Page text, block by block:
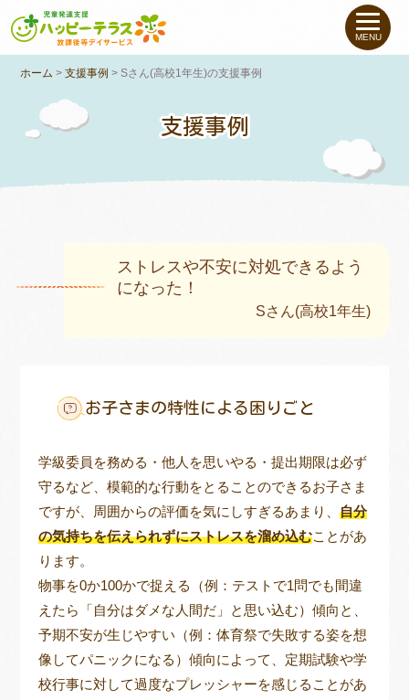
私たちについて
未就学のお子さま（０〜６才）
小学生〜高校生のお子さま
支援事例
教室一覧
トレキング DIDIM
MENU
ホーム >支援事例 > Sさん(高校1年生)の支援事例
支援事例
ストレスや不安に対処できるよう
になった！
Sさん(高校1年生)
お子さまの特性による困りごと
学級委員を務める・他人を思いやる・提出期限は必ず
守るなど、模範的な行動をとることのできるお子さま
ですが、周囲からの評価を気にしすぎるあまり、自分
の気持ちを伝えられずにストレスを溜め込むことがあ
ります。
物事を0か100かで捉える（例：テストで1問でも間違
えたら「自分はダメな人間だ」と思い込む）傾向と、
予期不安が生じやすい（例：体育祭で失敗する姿を想
像してパニックになる）傾向によって、定期試験や学
校行事に対して過度なプレッシャーを感じることがあ